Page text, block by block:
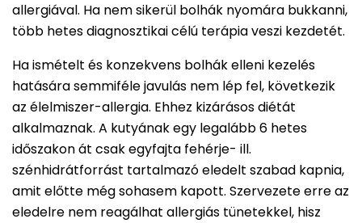
allergiával. Ha nem sikerül bolhák nyomára bukkanni,
több hetes diagnosztikai célú terápia veszi kezdetét.
Ha ismételt és konzekvens bolhák elleni kezelés
hatására semmiféle javulás nem lép fel, következik
az élelmiszer-allergia. Ehhez kizárásos diétát
alkalmaznak. A kutyának egy legalább 6 hetes
időszakon át csak egyfajta fehérje- ill.
szénhidrátforrást tartalmazó eledelt szabad kapnia,
amit előtte még sohasem kapott. Szervezete erre az
eledelre nem reagálhat allergiás tünetekkel, hisz